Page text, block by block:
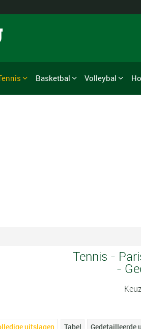
Basketbal Volleybal
Tennis -
-
uitslagen Tabel Gedetailleerde